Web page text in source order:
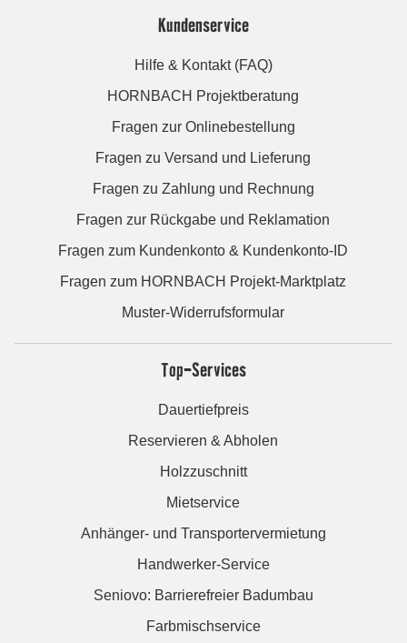
Kundenservice
Hilfe & Kontakt (FAQ)
HORNBACH Projektberatung
Fragen zur Onlinebestellung
Fragen zu Versand und Lieferung
Fragen zu Zahlung und Rechnung
Fragen zur Rückgabe und Reklamation
Fragen zum Kundenkonto & Kundenkonto-ID
Fragen zum HORNBACH Projekt-Marktplatz
Muster-Widerrufsformular
Top-Services
Dauertiefpreis
Reservieren & Abholen
Holzzuschnitt
Mietservice
Anhänger- und Transportervermietung
Handwerker-Service
Seniovo: Barrierefreier Badumbau
Farbmischservice